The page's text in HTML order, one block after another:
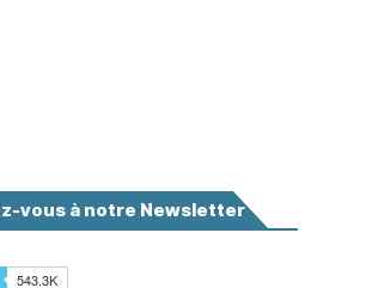
vous à notre Newsletter